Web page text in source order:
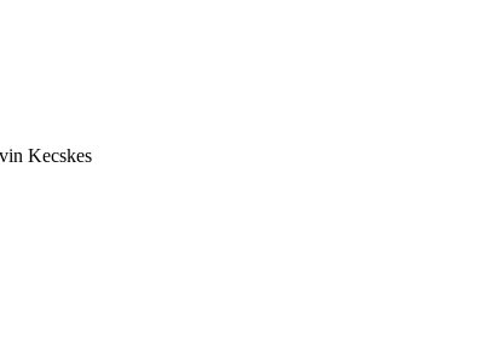
Kecskes